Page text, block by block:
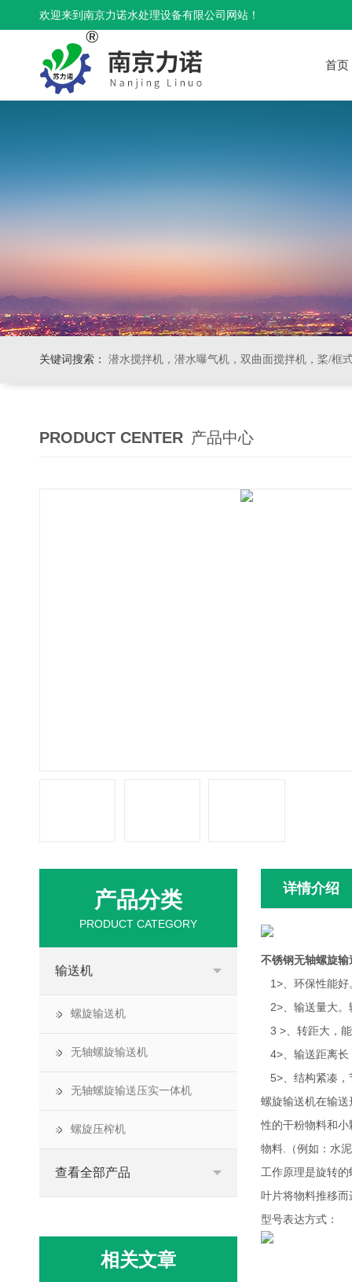
欢迎来到南京力诺水处理设备有限公司网站！
首页
关键词搜索： 潜水搅拌机，潜水曝气机，双曲面搅拌机，桨/框式搅拌
PRODUCT CENTER 产品中心
详情介绍
不锈钢无轴螺旋
1>、环保性能好
2>、输送量大。
3 >、转距大，
4>、输送距离长
5>、结构紧凑，
螺旋输送机在输
性的干粉物料和小
物料.（例如：水
工作原理是旋转的
叶片将物料推移
型号表达方式：
产品分类
PRODUCT CATEGORY
输送机
螺旋输送机
无轴螺旋输送机
无轴螺旋输送压实一体机
螺旋压榨机
查看全部产品
相关文章